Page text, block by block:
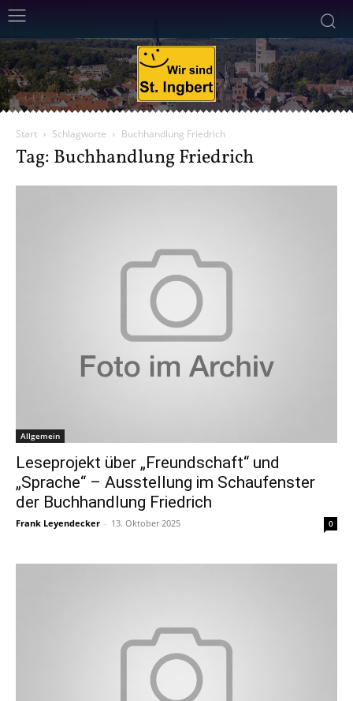
Start Schlagworte Buchhandlung Friedrich
Tag: Buchhandlung Friedrich
Allgemein
Leseprojekt über „Freundschaft“ und
„Sprache“ – Ausstellung im Schaufenster
der Buchhandlung Friedrich
Frank Leyendecker - 13. Oktober 2025 0